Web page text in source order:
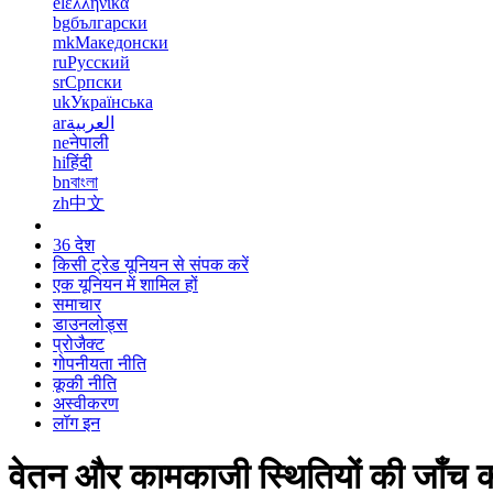
bgбългарски
mkМакедонски
ruРусский
srСрпски
ukУкраїнська
arالعربية
neनेपाली
hiहिंदी
bnবাংলা
zh中文
36 देश
किसी ट्रेड यूनियन से संपक करें
एक यूनियन में शामिल हों
समाचार
डाउनलोड्स
प्रोजैक्ट
गोपनीयता नीति
कूकी नीति
अस्वीकरण
लॉग इन
वेतन और कामकाजी स्थितियों की जाँच